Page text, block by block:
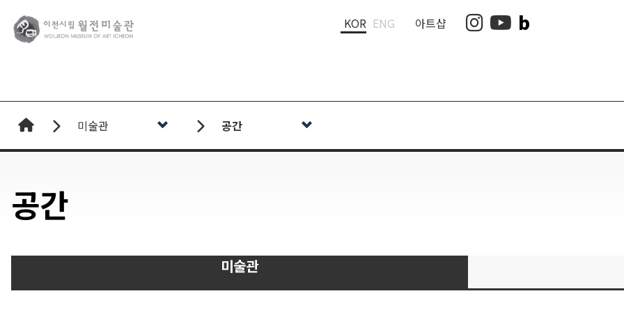
로고 KOR ENG 아트샵 인스타그램
유튜브b
미술관 공간
공간
미술관